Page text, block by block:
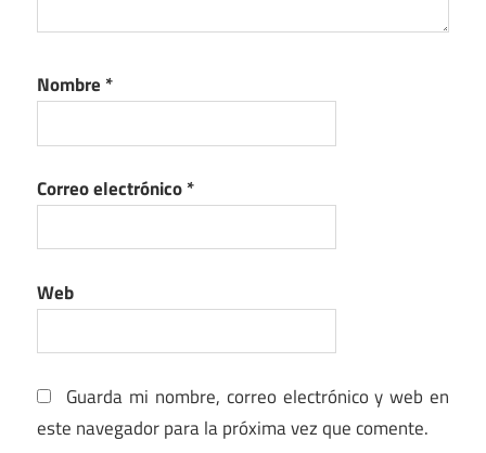
Nombre *
Correo electrónico*
Web
Guarda mi nombre, correo electrónico y web en
este navegador para la próxima vez que comente.